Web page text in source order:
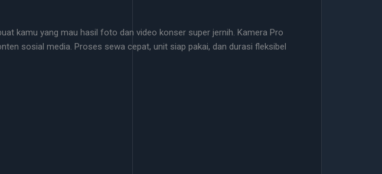
kamu yang mau hasil foto dan video konser super jernih. Kamera Pro
sosial media. Proses sewa cepat, unit siap pakai, dan durasi fleksibel